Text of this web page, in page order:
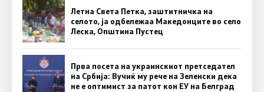
Летна Света Петка, заштитничка на
селото, ја одбележаа Македонците во село
Леска, Општина Пустец
Прва посета на украинскиот претседател
на Србија: Вучиќ му рече на Зеленски дека
не е оптимист за патот кон ЕУ на Белград